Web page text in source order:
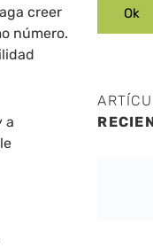
creer
número.
a